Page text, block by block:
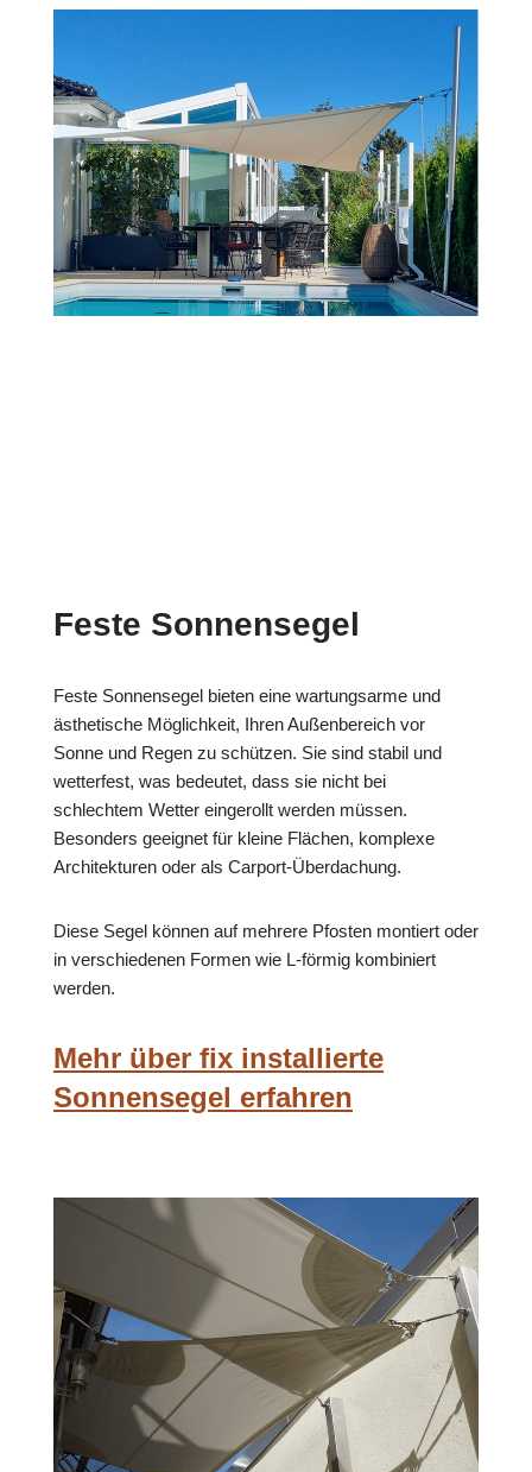
Feste Sonnensegel
Feste Sonnensegel bieten eine wartungsarme und
ästhetische Möglichkeit, Ihren Außenbereich vor
Sonne und Regen zu schützen. Sie sind stabil und
wetterfest, was bedeutet, dass sie nicht bei
schlechtem Wetter eingerollt werden müssen.
Besonders geeignet für kleine Flächen, komplexe
Architekturen oder als Carport-Überdachung.
Diese Segel können auf mehrere Pfosten montiert oder
in verschiedenen Formen wie L-förmig kombiniert
werden.
Mehr über fix installierte
Sonnensegel erfahren